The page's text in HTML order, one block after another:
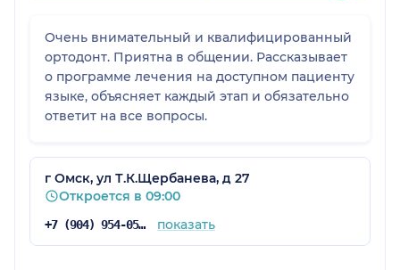
Очень внимательный и квалифицированный
ортодонт. Приятна в общении. Рассказывает
о программе лечения на доступном пациенту
языке, объясняет каждый этап и обязательно
ответит на все вопросы.
г Омск, ул Т.К.Щербанева, д 27
Откроется в 09:00
+7 (904) 954-05-49 показать